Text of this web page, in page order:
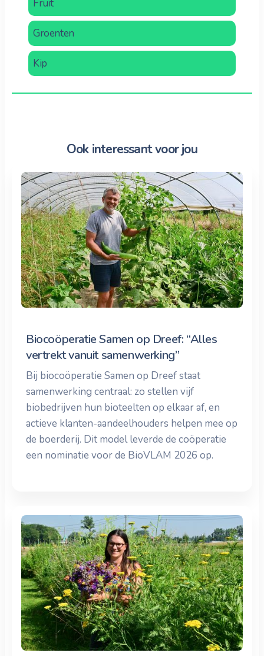
Fruit
Groenten
Kip
Ook interessant voor jou
Biocoöperatie Samen op Dreef: “Alles
vertrekt vanuit samenwerking”
Bij biocoöperatie Samen op Dreef staat
samenwerking centraal: zo stellen vijf
biobedrijven hun bioteelten op elkaar af, en
actieve klanten-aandeelhouders helpen mee op
de boerderij. Dit model leverde de coöperatie
een nominatie voor de BioVLAM 2026 op.